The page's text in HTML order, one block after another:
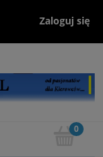
Zaloguj się